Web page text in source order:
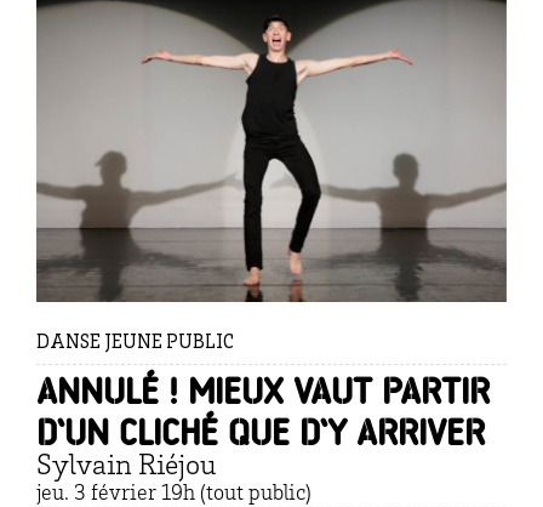
DANSE JEUNE PUBLIC
Annulé ! Mieux vaut partir
d’un cliché que d’y arriver
Sylvain Riéjou
jeu. 3 février 19h (tout public)